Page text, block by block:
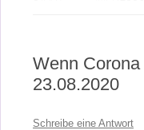
Wenn
23.08.2020
Schreibe eine Antwort